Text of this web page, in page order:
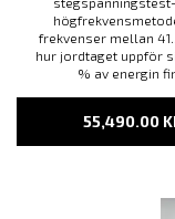
frekvenser mellan
hur jordtaget uppför
% av energin
55,490.00